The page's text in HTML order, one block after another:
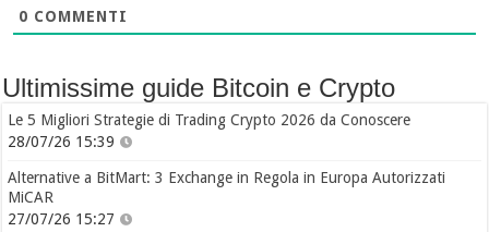
0 COMMENTI
Ultimissime guide Bitcoin e Crypto
Le 5 Migliori Strategie di Trading Crypto 2026 da Conoscere
28/07/26 15:39
Alternative a BitMart: 3 Exchange in Regola in Europa Autorizzati
MiCAR
27/07/26 15:27